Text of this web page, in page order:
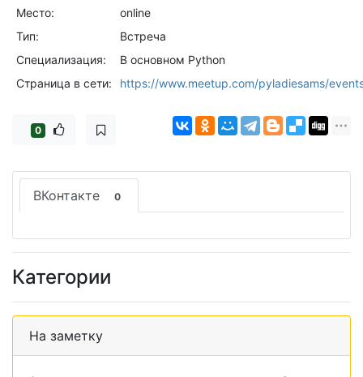
Место:
online
Тип:
Встреча
Специализация:
В основном Python
Страница в сети:
https://www.meetup.com/pyladiesams/
0
ВКонтакте 0
Категории
На заметку